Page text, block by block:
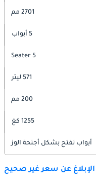
2701 مم
5 أبواب
5 Seater
571 ليتر
200 مم
1255 كغ
أبواب تفتح بشكل أجنحة الوز
الإبلاغ عن سعر غير صحيح